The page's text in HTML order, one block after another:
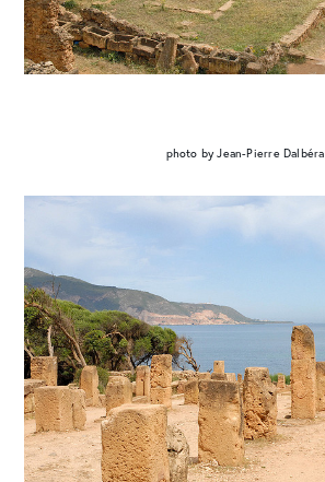
photo by Jean-Pierre Dalbéra